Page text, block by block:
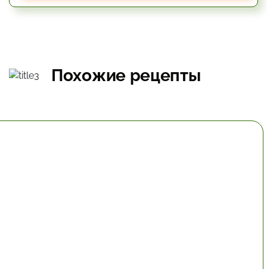
Похожие рецепты